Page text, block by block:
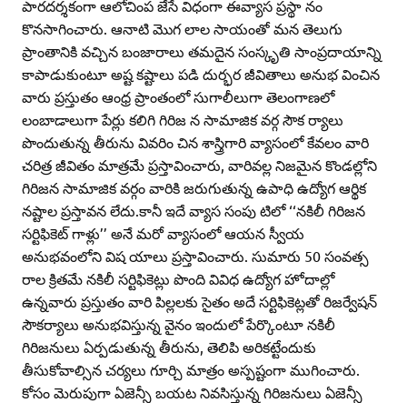
పారదర్శకంగా ఆలోచింప జేసే విధంగా ఈవ్యాస ప్రస్థా నం
కొనసాగించారు. ఆనాటి మొగ లాల సాయంతో మన తెలుగు
ప్రాంతానికి వచ్చిన బంజారాలు తమదైన సంస్కృతి సాంప్రదాయాన్ని
కాపాడుకుంటూ అష్ట కష్టాలు పడి దుర్భర జీవితాలు అనుభ వించిన
వారు ప్రస్తుతం ఆంధ్ర ప్రాంతంలో సుగాలీలుగా తెలంగాణలో
లంబాడాలుగా పేర్లు కలిగి గిరిజ న సామాజిక వర్గ సౌక ర్యాలు
పొందుతున్న తీరును వివరిం చిన శాస్త్రిగారి వ్యాసంలో కేవలం వారి
చరిత్ర జీవితం మాత్రమే ప్రస్తావించారు, వారివల్ల నిజమైన కొండల్లోని
గిరిజన సామాజిక వర్గం వారికి జరుగుతున్న ఉపాధి ఉద్యోగ ఆర్థిక
నష్టాల ప్రస్తావన లేదు.కానీ ఇదే వ్యాస సంపు టిలో ‘‘నకిలీ గిరిజన
సర్టిఫికెట్‌ గాళ్లు’’ అనే మరో వ్యాసంలో ఆయన స్వీయ
అనుభవంలోని విష యాలు ప్రస్తావించారు. సుమారు 50 సంవత్స
రాల క్రితమే నకిలీ సర్టిఫికెట్లు పొంది వివిధ ఉద్యోగ హోదాల్లో
ఉన్నవారు ప్రస్తుతం వారి పిల్లలకు సైతం అదే సర్టిఫికెట్లతో రిజర్వేషన్‌
సౌకర్యాలు అనుభవిస్తున్న వైనం ఇందులో పేర్కొంటూ నకిలీ
గిరిజనులు ఏర్పడుతున్న తీరును, తెలిపి అరికట్టేందుకు
తీసుకోవాల్సిన చర్యలు గూర్చి మాత్రం అస్పష్టంగా ముగించారు.
కోసం మెరుపుగా ఏజెన్సీ బయట నివసిస్తున్న గిరిజనులు ఏజెన్సీ